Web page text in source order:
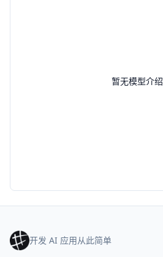
暂无模型介绍
开发 AI 应用从此简单